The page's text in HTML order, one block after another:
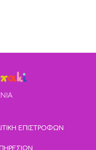
ΕΠΙΣΤΡΟΦΩΝ